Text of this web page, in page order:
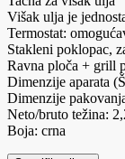
Višak ulja je
Termostat:
Stakleni poklopac,
Ravna ploča + grill
Dimenzije aparata
Dimenzije
Neto/bruto težina:
Boja: crna